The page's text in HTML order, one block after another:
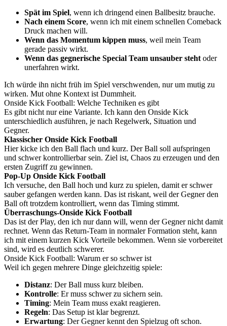
Spät im Spiel, wenn ich dringend einen Ballbesitz brauche.
Nach einem Score, wenn ich mit einem schnellen Comeback
Druck machen will.
Wenn das Momentum kippen muss, weil mein Team
gerade passiv wirkt.
Wenn das gegnerische Special Team unsauber steht oder
unerfahren wirkt.
Ich würde ihn nicht früh im Spiel verschwenden, nur um mutig zu
wirken. Mut ohne Kontext ist Dummheit.
Onside Kick Football: Welche Techniken es gibt
Es gibt nicht nur eine Variante. Ich kann den Onside Kick
unterschiedlich ausführen, je nach Regelwerk, Situation und
Gegner.
Klassischer Onside Kick Football
Hier kicke ich den Ball flach und kurz. Der Ball soll aufspringen
und schwer kontrollierbar sein. Ziel ist, Chaos zu erzeugen und den
ersten Zugriff zu gewinnen.
Pop-Up Onside Kick Football
Ich versuche, den Ball hoch und kurz zu spielen, damit er schwer
sauber gefangen werden kann. Das ist riskant, weil der Gegner den
Ball oft trotzdem kontrolliert, wenn das Timing stimmt.
Überraschungs-Onside Kick Football
Das ist der Play, den ich nur dann will, wenn der Gegner nicht damit
rechnet. Wenn das Return-Team in normaler Formation steht, kann
ich mit einem kurzen Kick Vorteile bekommen. Wenn sie vorbereitet
sind, wird es deutlich schwerer.
Onside Kick Football: Warum er so schwer ist
Weil ich gegen mehrere Dinge gleichzeitig spiele:
Distanz: Der Ball muss kurz bleiben.
Kontrolle: Er muss schwer zu sichern sein.
Timing: Mein Team muss exakt reagieren.
Regeln: Das Setup ist klar begrenzt.
Erwartung: Der Gegner kennt den Spielzug oft schon.